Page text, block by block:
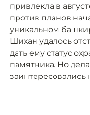
привлекла в
против планов
уникальном
Шихан удалось
дать ему статус
памятника. Но
заинтересовались